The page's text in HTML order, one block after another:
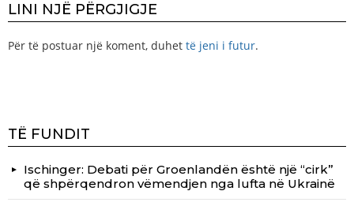
LINI NJË PËRGJIGJE
Për të postuar një koment, duhet të jeni i futur.
TË FUNDIT
Ischinger: Debati për Groenlandën është një “cirk”
që shpërqendron vëmendjen nga lufta në Ukrainë